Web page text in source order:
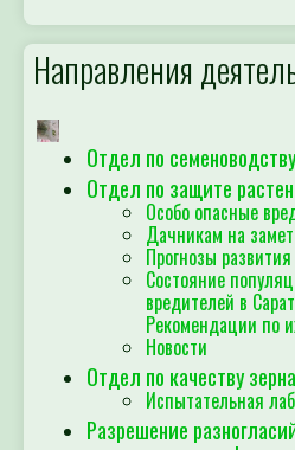
Направления
Отдел по семеноводству
Отдел по защите
Особо опасные
Дачникам на
Прогнозы
Состояние
вредителей в
Рекомендации по
Новости
Отдел по качеству зерна
Испытательная
Разрешение